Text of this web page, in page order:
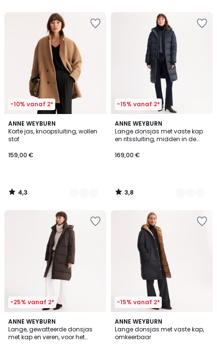
-10% vanaf 2*
ANNE WEYBURN
Korte jas, knoopsluiting, wollen
stof
159,00 €
4,3
/ 5
2
Kleuren
4,3
/
-15% vanaf 2*
ANNE WEYBURN
Lange donsjas met vaste kap
en ritssluiting, midden in de
169,00 €
3,8
/ 5
3
Kleuren
3,8
/
-25% vanaf 2*
ANNE WEYBURN
Lange, gewatteerde donsjas
met kap en veren, voor het
4,3
/ 5
2
Kleuren
-15% vanaf 2*
ANNE WEYBURN
Lange donsjas met vaste kap,
omkeerbaar
3,8
/ 5
2
Kleuren